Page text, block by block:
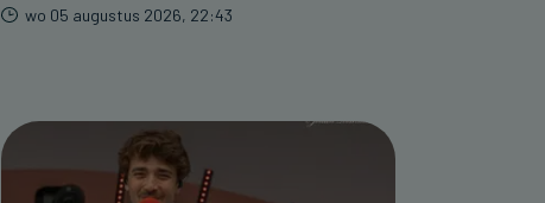
wo 05 augustus 2026, 22:43